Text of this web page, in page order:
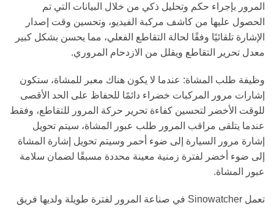
المرور بإجراء حكم وتحليل ذكي من خلال البيانات التي تم
الحصول عليها من كاشف مركبة الفيديو، وتحسين وقت إصدار
الإشارة تلقائيًا وفقًا لحالة التقاطع الفعلي، مما يحسن بشكل كبير
معدل تحرير التقاطع ويقلل من الازدحام المروري.
وظيفة طلب المشاة: عندما لا يكون هناك معبر للمشاة، ستكون
إشارات مرور المركبات خضراء دائمًا للحفاظ على الحد الأقصى
للوقت الأخضر لتحسين كفاءة تحرير حركة المرور للتقاطع، وفقط
عندما يتلقى مراقب المرور طلب عبور المشاة، سيتم تحويل
إشارة مرور السيارة إلى ضوء أحمر وسيتم تحويل إشارة المشاة
إلى ضوء أخضر لفترة زمنية معينة محددة مسبقًا لضمان سلامة
عبور المشاة.
تعمل Sinowatcher في صناعة المرور لفترة طويلة ولديها فريق